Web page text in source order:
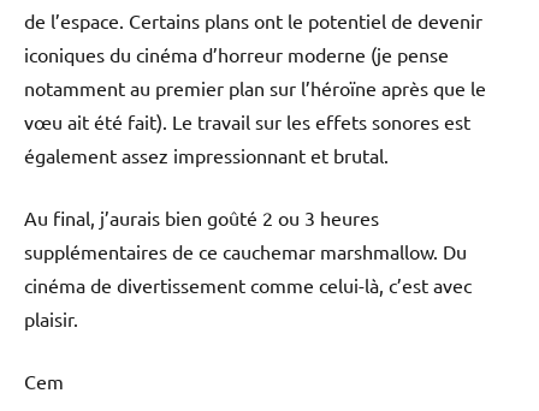
de l’espace. Certains plans ont le potentiel de devenir
iconiques du cinéma d’horreur moderne (je pense
notamment au premier plan sur l’héroïne après que le
vœu ait été fait). Le travail sur les effets sonores est
également assez impressionnant et brutal.
Au final, j’aurais bien goûté 2 ou 3 heures
supplémentaires de ce cauchemar marshmallow. Du
cinéma de divertissement comme celui-là, c’est avec
plaisir.
Cem